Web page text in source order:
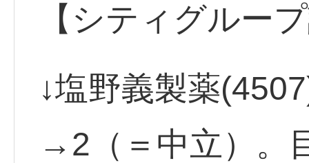
【シティグルー
↓塩野義製薬
→2（＝中立）。